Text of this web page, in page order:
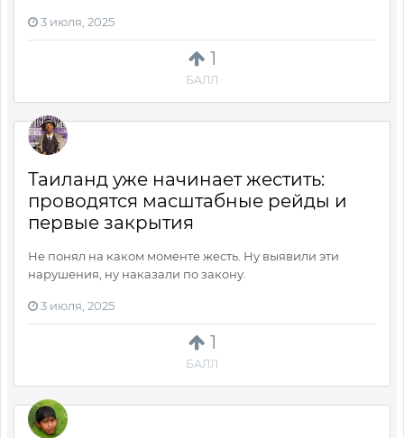
1
БАЛЛ
3 июля, 2025
1
БАЛЛ
Таиланд уже начинает жестить:
проводятся масштабные рейды и
первые закрытия
Не понял на каком моменте жесть. Ну выявили эти
нарушения, ну наказали по закону.
3 июля, 2025